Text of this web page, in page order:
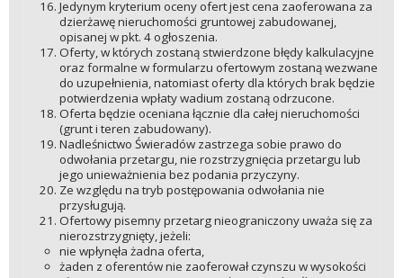
Jedynym kryterium oceny ofert jest cena zaoferowana za
dzierżawę nieruchomości gruntowej zabudowanej,
opisanej w pkt. 4 ogłoszenia.
Oferty, w których zostaną stwierdzone błędy kalkulacyjne
oraz formalne w formularzu ofertowym zostaną wezwane
do uzupełnienia, natomiast oferty dla których brak będzie
potwierdzenia wpłaty wadium zostaną odrzucone.
Oferta będzie oceniana łącznie dla całej nieruchomości
(grunt i teren zabudowany).
Nadleśnictwo Świeradów zastrzega sobie prawo do
odwołania przetargu, nie rozstrzygnięcia przetargu lub
jego unieważnienia bez podania przyczyny.
Ze względu na tryb postępowania odwołania nie
przysługują.
Ofertowy pisemny przetarg nieograniczony uważa się za
nierozstrzygnięty, jeżeli:
nie wpłynęła żadna oferta,
żaden z oferentów nie zaoferował czynszu w wysokości